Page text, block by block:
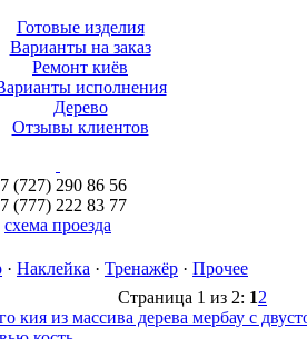
Готовые изделия
Варианты на заказ
Ремонт киёв
исполнения
Дерево
Отзывы клиентов
(727) 290 86 56
(777) 222 83 77
схема проезда
· Наклейка · Тренажёр · Прочее
Страница 1 из 2: 12
кия из массива дерева мербау с